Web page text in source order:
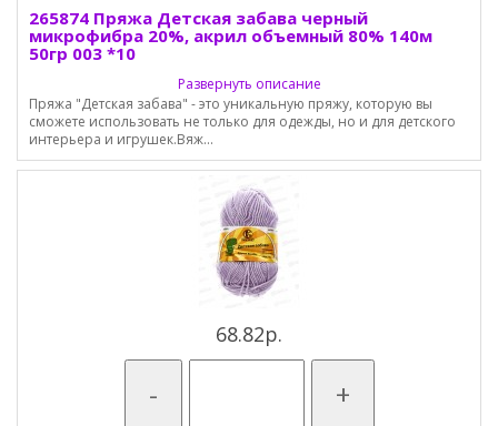
265874 Пряжа Детская забава черный
микрофибра 20%, акрил объемный 80% 140м
50гр 003 *10
Развернуть описание
Пряжа "Детская забава" - это уникальную пряжу, которую вы
сможете использовать не только для одежды, но и для детского
интерьера и игрушек.Вяж...
68.82р.
- +